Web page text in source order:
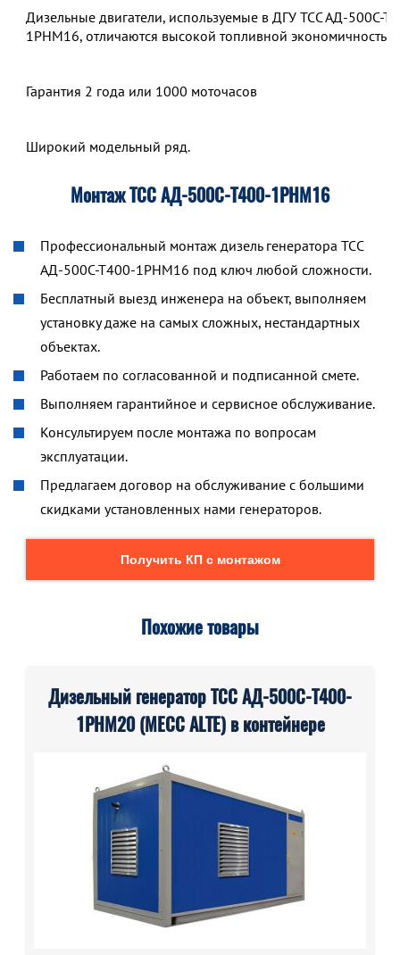
Дизельные двигатели, используемые в ДГУ ТСС АД-500С-
1РНМ16, отличаются высокой топливной экономичностью.
Гарантия 2 года или 1000 моточасов
Широкий модельный ряд.
Монтаж ТСС АД-500С-Т400-1РНМ16
Профессиональный монтаж дизель генератора ТСС
АД-500С-Т400-1РНМ16 под ключ любой сложности.
Бесплатный выезд инженера на объект, выполняем
установку даже на самых сложных, нестандартных
объектах.
Работаем по согласованной и подписанной смете.
Выполняем гарантийное и сервисное обслуживание.
Консультируем после монтажа по вопросам
эксплуатации.
Предлагаем договор на обслуживание с большими
скидками установленных нами генераторов.
Получить КП с монтажом
Похожие товары
Дизельный генератор ТСС АД-500С-Т400-
1РНМ20 (MECC ALTE) в контейнере